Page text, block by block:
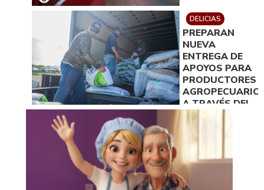
DELICIAS
PREPARAN
NUEVA
ENTREGA DE
APOYOS PARA
PRODUCTORES
A TRAVÉS DEL
IDEA